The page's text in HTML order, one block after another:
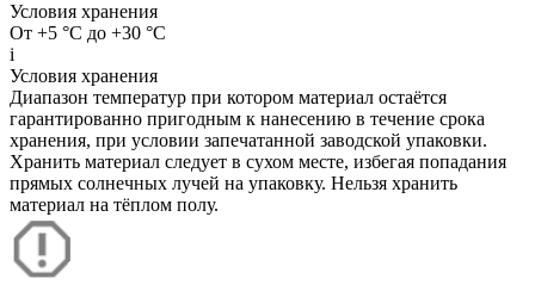
Условия хранения
От +5 °C до +30 °C
i
Условия хранения
Диапазон температур при котором материал остаётся
гарантированно пригодным к нанесению в течение срока
хранения, при условии запечатанной заводской упаковки.
Хранить материал следует в сухом месте, избегая попадания
прямых солнечных лучей на упаковку. Нельзя хранить
материал на тёплом полу.